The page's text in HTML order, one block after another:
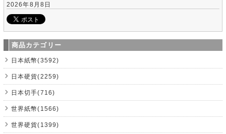
2026年8月8日
商品カテゴリー
日本紙幣(3592)
日本硬貨(2259)
日本切手(716)
世界紙幣(1566)
世界硬貨(1399)